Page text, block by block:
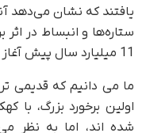
یافتند که نشان می‌دهد
ستاره‌ها و انبساط در اثر
11 میلیارد سال پیش آغاز شده، وجود داشته‌اند.
ما می دانیم که قدیمی
اولین برخورد بزرگ، با
شده اند، اما به نظر